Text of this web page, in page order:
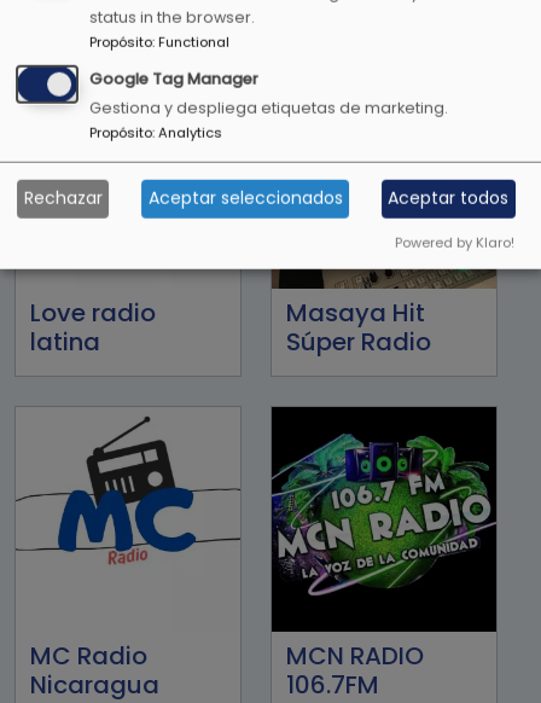
Love radio
latina
Masaya Hit
Súper Radio
MC Radio
Nicaragua
MCN RADIO
106.7FM
status in the browser.
Propósito:Functional
Google Tag Manager
Gestiona y despliega etiquetas de marketing.
Propósito:Analytics
Rechazar Aceptar seleccionados Aceptar todos
Powered by Klaro!